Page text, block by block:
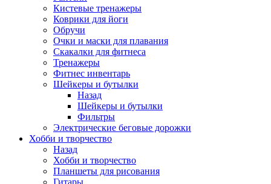
Кистевые тренажеры
Коврики для йоги
Обручи
Очки и маски для плавания
Скакалки для фитнеса
Тренажеры
Фитнес инвентарь
Шейкеры и бутылки
Назад
Шейкеры и бутылки
Фильтры
Электрические беговые дорожки
Хобби и творчество
Назад
Хобби и творчество
Планшеты для рисования
Гитары